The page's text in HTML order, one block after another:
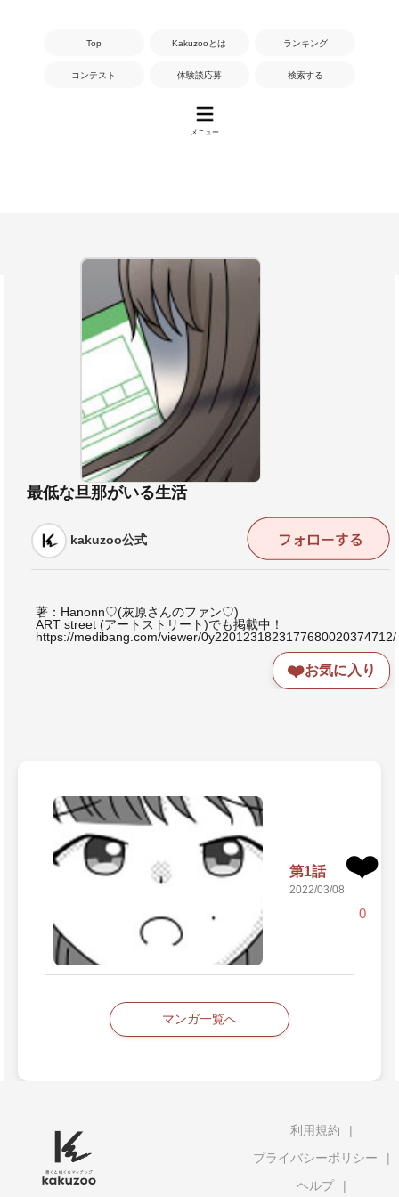
Top Kakuzooとは ランキング
コンテスト 体験談応募 検索する
メニュー
最低な旦那がいる生活
kakuzoo公式
著：Hanonn♡(灰原さんのファン♡)
ART street (アートストリート)でも掲載中！
https://medibang.com/viewer/0y2201231823177680020374712/
❤️お気に入り
第1話
2022/03/08
❤️
0
マンガ一覧へ
利用規約
プライバシーポリシー
ヘルプ